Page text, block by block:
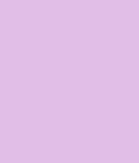
ます。 🔑 1. コンセプトは「サンリオ
のテーマブースで構成されていま
ーでルームキーを受け取り、まるで
お花をまとったポムポムプリンが出
的な共有スペース ：きらめく光に満
いボールルーム（舞踏会）、さらに